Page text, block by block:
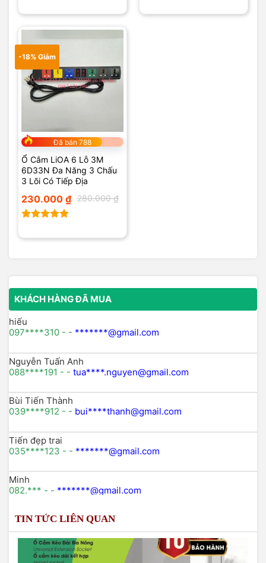
hạng5.00
hạng5.00
-18% Giảm
Đã bán 788
Ổ Cắm LiOA 6 Lỗ 3M
6D33N Đa Năng 3 Chấu
3 Lõi Có Tiếp Địa
hạng5.00
280.000₫
Giá
gốc
là:
280.000 ₫.
230.000 ₫
Giá
hiện
tại
là:
KHÁCH HÀNG ĐÃ MUA
hiếu
097****310 - - *******@gmail.com
Nguyễn Tuấn Anh
088****191 - - tua****.nguyen@gmail.com
Bùi Tiến Thành
039****912 - - bui****thanh@gmail.com
Tiến đẹp trai
035****123 - - *******@gmail.com
Minh
082.*** - - *******@gmail.com
Lê thị nhung
098xxx746 -lenhungxxxx@gmail.com
TIN TỨC LIÊN QUAN